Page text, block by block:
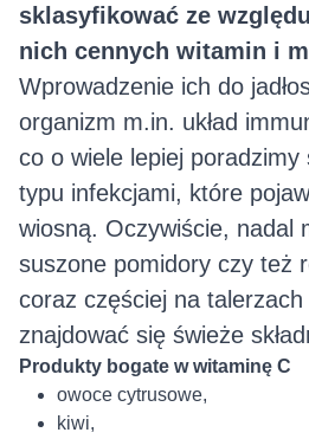
sklasyfikować ze
nich cennych witamin i
Wprowadzenie ich do
organizm m.in. układ
co o wiele lepiej poradzimy
typu infekcjami, które
wiosną. Oczywiście, nadal
suszone pomidory czy też
coraz częściej na talerzach
znajdować się świeże
Produkty bogate w witaminę C
owoce cytrusowe,
kiwi,